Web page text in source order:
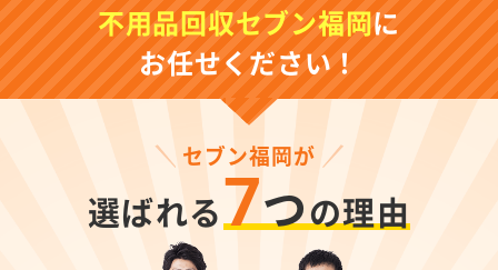
不用品回収セブン福岡に
お任せください！
セブン福岡が
選ばれる7つの理由